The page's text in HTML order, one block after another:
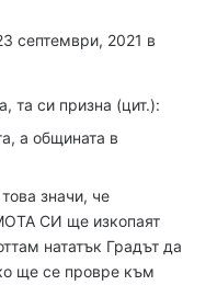
септември, 2021 в
та си призна (цит.):
а общината в
значи, че
СИ ще изкопаят
нататък Градът да
ще се провре към